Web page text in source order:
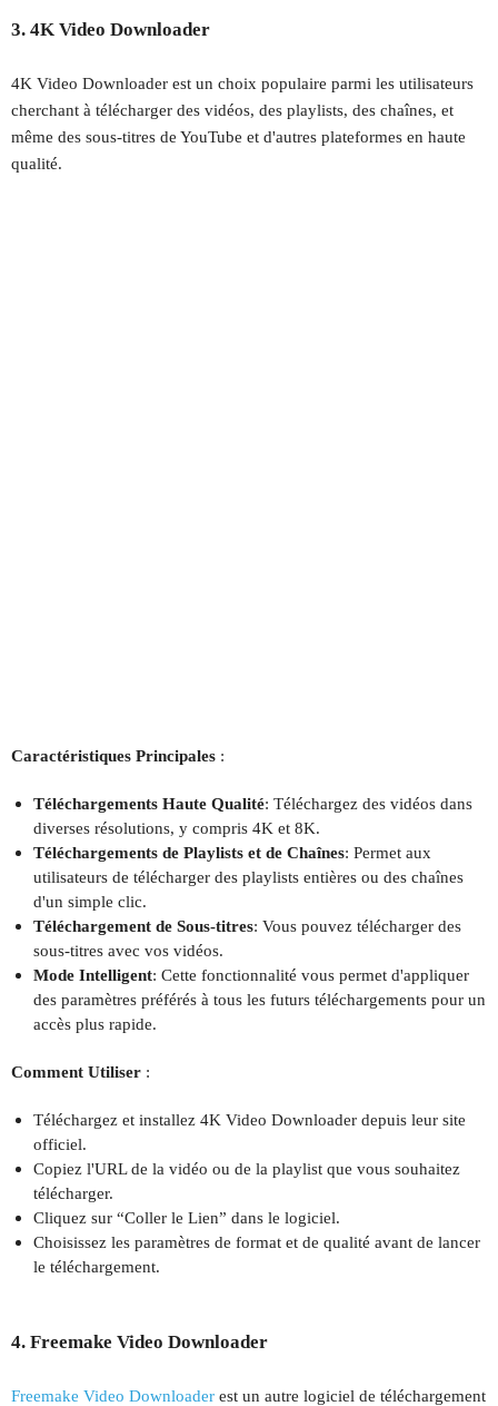
3. 4K Video Downloader
4K Video Downloader est un choix populaire parmi les utilisateurs
cherchant à télécharger des vidéos, des playlists, des chaînes, et
même des sous-titres de YouTube et d'autres plateformes en haute
qualité.
Caractéristiques Principales :
Téléchargements Haute Qualité: Téléchargez des vidéos dans
diverses résolutions, y compris 4K et 8K.
Téléchargements de Playlists et de Chaînes: Permet aux
utilisateurs de télécharger des playlists entières ou des chaînes
d'un simple clic.
Téléchargement de Sous-titres: Vous pouvez télécharger des
sous-titres avec vos vidéos.
Mode Intelligent: Cette fonctionnalité vous permet d'appliquer
des paramètres préférés à tous les futurs téléchargements pour un
accès plus rapide.
Comment Utiliser :
Téléchargez et installez 4K Video Downloader depuis leur site
officiel.
Copiez l'URL de la vidéo ou de la playlist que vous souhaitez
télécharger.
Cliquez sur “Coller le Lien” dans le logiciel.
Choisissez les paramètres de format et de qualité avant de lancer
le téléchargement.
4. Freemake Video Downloader
Freemake Video Downloader est un autre logiciel de téléchargement